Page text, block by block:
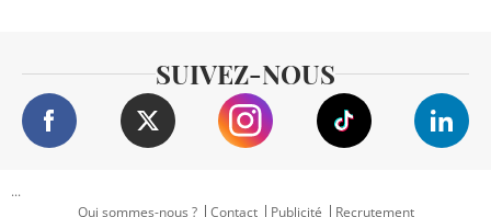
SUIVEZ-NOUS
...
Qui sommes-nous ?
Contact Publicité Recrutement